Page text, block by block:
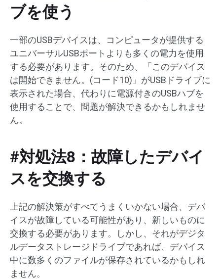
ブを使う
一部のUSBデバイスは、コンピュータが提供する
ユニバーサルUSBポートよりも多くの電力を使用
する必要があります。そのため、「このデバイス
は開始できません。(コード10)」がUSBドライブに
表示された場合、代わりに電源付きのUSBハブを
使用することで、問題が解決できるかもしれませ
ん。
#対処法8：故障したデバイ
スを交換する
上記の解決策がすべてうまくいかない場合、デバ
イスが故障している可能性があり、新しいものに
交換する必要があります。しかし、それがデジタ
ルデータストレージドライブであれば、デバイス
中に数多くのファイルが保存されているかもしれ
ません。